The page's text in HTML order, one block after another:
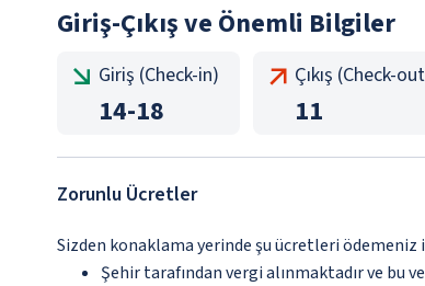
Giriş-Çıkış ve Önemli Bilgiler
Giriş (Check-in)
14-18
Çıkış (Check-
11
Zorunlu Ücretler
Sizden konaklama yerinde şu ücretleri
Şehir tarafından vergi alınmaktadır ve bu